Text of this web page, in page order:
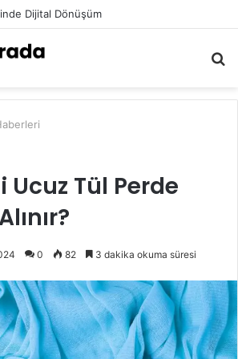
ile Göz Kamaştıran Şıklığın Sırları
Ucuz Tül Perde
0 82 3 dakika okuma süresi